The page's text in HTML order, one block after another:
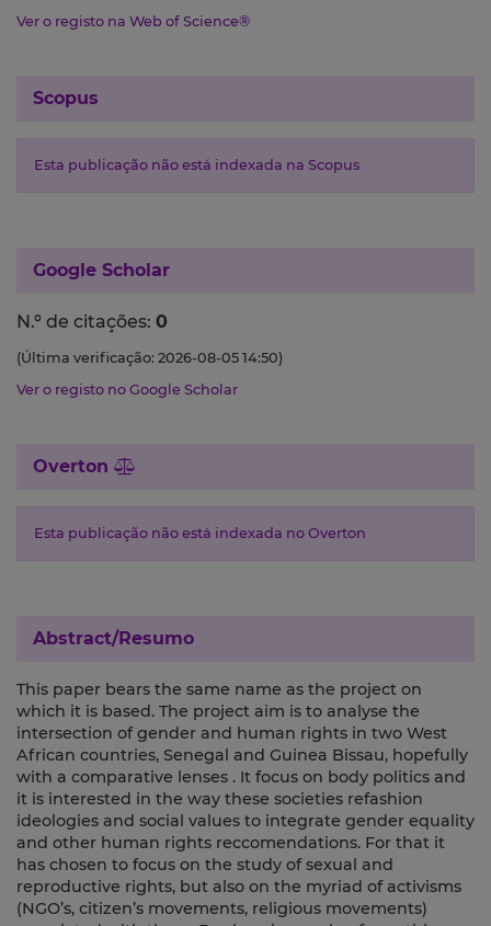
Ver o registo na Web of Science®
Scopus
Esta publicação não está indexada na Scopus
Google Scholar
N.º de citações: 0
(Última verificação: 2026-08-05 14:50)
Ver o registo no Google Scholar
Overton
Esta publicação não está indexada no Overton
Abstract/Resumo
This paper bears the same name as the project on
which it is based. The project aim is to analyse the
intersection of gender and human rights in two West
African countries, Senegal and Guinea Bissau, hopefully
with a comparative lenses . It focus on body politics and
it is interested in the way these societies refashion
ideologies and social values to integrate gender equality
and other human rights reccomendations. For that it
has chosen to focus on the study of sexual and
reproductive rights, but also on the myriad of activisms
(NGO’s, citizen’s movements, religious movements)